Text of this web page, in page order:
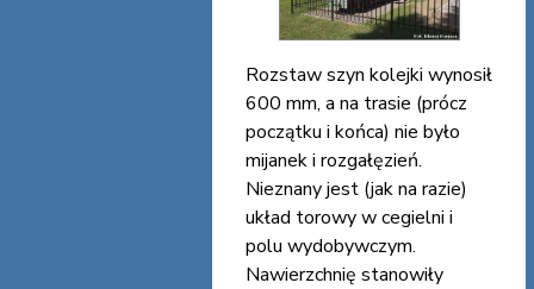
Rozstaw szyn kolejki wynosił
600 mm, a na trasie (prócz
początku i końca) nie było
mijanek i rozgałęzień.
Nieznany jest (jak na razie)
układ torowy w cegielni i
polu wydobywczym.
Nawierzchnię stanowiły